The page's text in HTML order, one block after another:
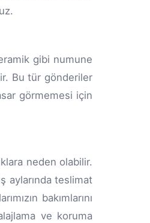
gibi numune
Bu tür gönderiler
görmemesi için
neden olabilir.
aylarında teslimat
bakımlarını
ve koruma